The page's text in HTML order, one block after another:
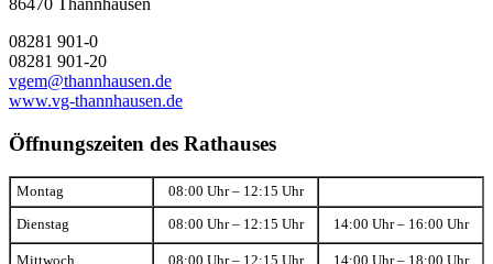
08281 901-0
08281 901-20
vgem@thannhausen.de
www.vg-thannhausen.de
Öffnungszeiten des Rathauses
Montag 08:00 Uhr – 12:15 Uhr
Dienstag 08:00 Uhr – 12:15 Uhr 14:00 Uhr – 16:00 Uhr